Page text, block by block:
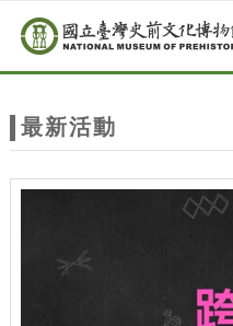
站
主
跳到主要內容
網站導覽
最新活動